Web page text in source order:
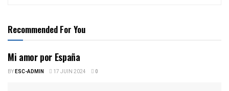
Recommended For You
Mi amor por España
BYESC-ADMIN 17 JUIN 2024 0